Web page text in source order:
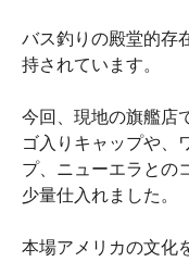
バス釣りの殿堂的存
持されています。
今回、現地の旗艦店
ゴ入りキャップや、
プ、ニューエラとの
少量仕入れました。
本場アメリカの文化